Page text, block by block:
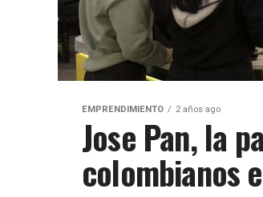
EMPRENDIMIENTO 2 años ago
Jose Pan, la
colombianos